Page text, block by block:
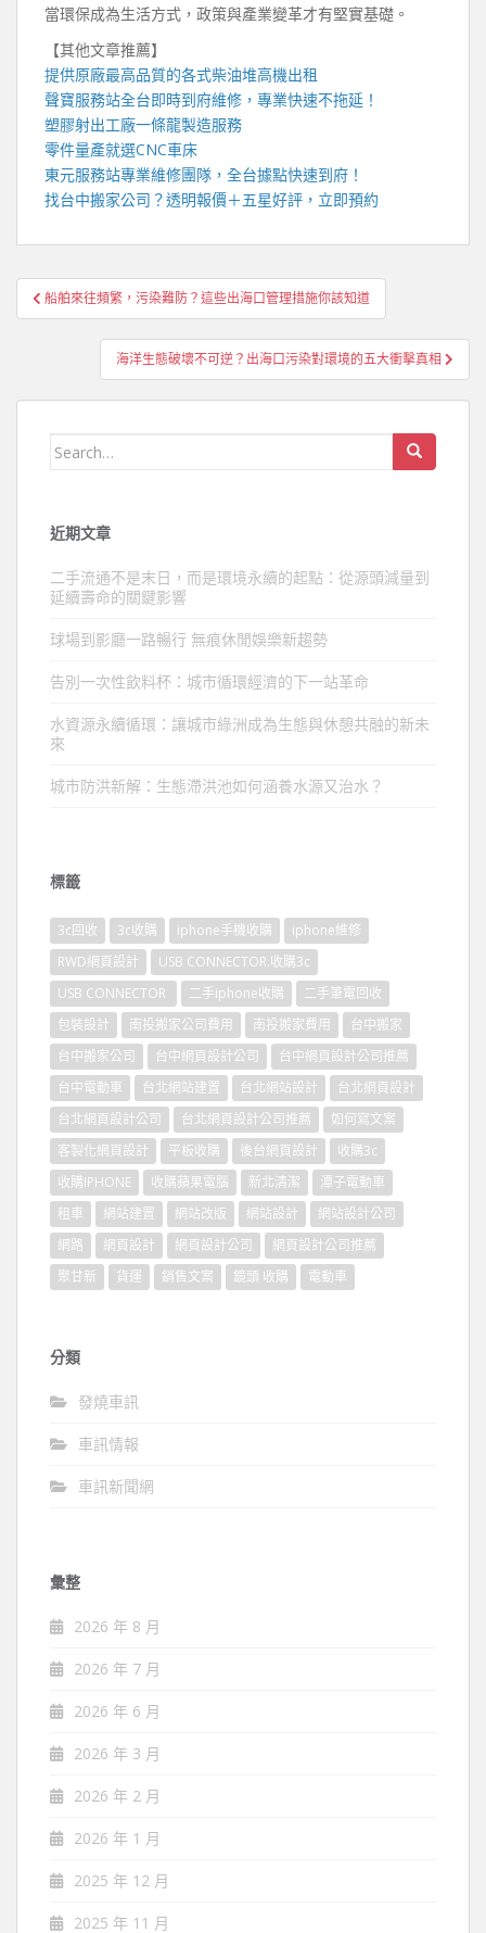
當環保成為生活方式，政策與產業變革才有堅實基礎。
【其他文章推薦】
提供原廠最高品質的各式柴油堆高機出租
聲寶服務站全台即時到府維修，專業快速不拖延！
塑膠射出工廠一條龍製造服務
零件量產就選CNC車床
東元服務站專業維修團隊，全台據點快速到府！
找台中搬家公司 ？透明報價＋五星好評，立即預約
文
章
船舶來往頻繁，污染難防？這些出海口管理措施你該知道
海洋生態破壞不可逆？出海口污染對環境的五大衝擊真相
Search
近期文章
二手流通不是末日，而是環境永續的起點：從源頭減量到
延續壽命的關鍵影響
球場到影廳一路暢行 無痕休閒娛樂新趨勢
告別一次性飲料杯：城市循環經濟的下一站革命
水資源永續循環：讓城市綠洲成為生態與休憩共融的新未
來
城市防洪新解：生態滯洪池如何涵養水源又治水？
標籤
3c回收 3c收購 iphone手機收購
iphone維修
RWD網頁設計
USB CONNECTOR.收購3c
USB CONNECTOR
二手iphone收購
二手筆電回收
包裝設計
南投搬家公司費用 南投搬家費用
台中搬家
台中搬家公司
台中網頁設計公司
台中網頁設計公司推薦
台中電動車
台北網站建置 台北網站設計
台北網頁設計
台北網頁設計公司
台北網頁設計公司推薦
如何寫文案
客製化網頁設計
平板收購 後台網頁設計
收購3c
收購IPHONE
收購蘋果電腦 新北清潔
潭子電動車
租車
網站建置 網站改版 網站設計
網站設計公司
網路
網頁設計 網頁設計公司
網頁設計公司推薦
聚甘新
貨運 銷售文案 鏡頭 收購 電動車
分類
發燒車訊
車訊情報
車訊新聞網
彙整
2026 年 8 月
2026 年 7 月
2026 年 6 月
2026 年 3 月
2026 年 2 月
2026 年 1 月
2025 年 12 月
2025 年 11 月